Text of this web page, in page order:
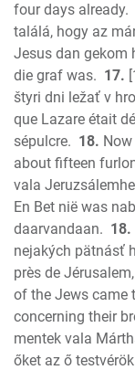
four days already.
találá, hogy az
Jesus dan gekom
die graf was. 17.
štyri dni ležať v
que Lazare était
sépulcre. 18.
about fifteen
vala
En Bet nië was
daarvandaan. 18.
nejakých pätnásť
près de
of the Jews came
concerning their
mentek vala
őket az ő